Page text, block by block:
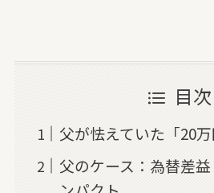
目次
父が怯えていた「20
父のケース：為替差